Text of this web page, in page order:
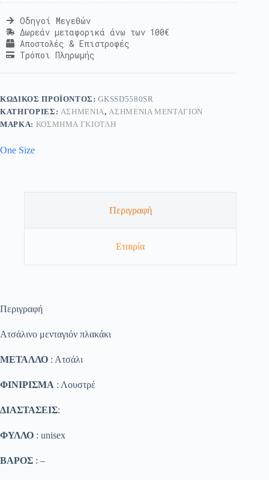
Οδηγοί Μεγεθών
Δωρεάν μεταφορικά άνω των 100€
Αποστολές & Επιστροφές
Τρόποι Πληρωμής
ΚΩΔΙΚΌΣ ΠΡΟΪΌΝΤΟΣ:GKSSD5580SR
ΚΑΤΗΓΟΡΊΕΣ: ΑΣΗΜΈΝΙΑ, ΑΣΗΜΈΝΙΑ ΜΕΝΤΑΓΙΌΝ
ΜΆΡΚΑ: ΚΟΣΜΗΜΑ ΓΚΙΟΤΛΗ
One Size
Περιγραφή
Εταιρία
Περιγραφή
Ατσάλινο μενταγιόν πλακάκι
ΜΕΤΑΛΛΟ : Ατσάλι
ΦΙΝΙΡΙΣΜΑ : Λουστρέ
ΔΙΑΣΤΑΣΕΙΣ:
ΦΥΛΛΟ : unisex
ΒΑΡΟΣ : –